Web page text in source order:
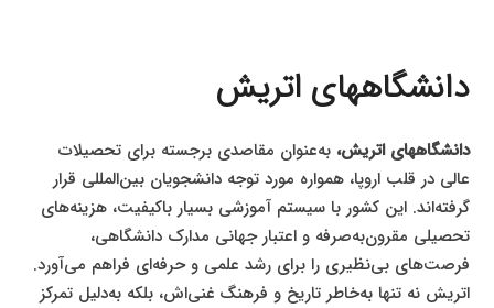
دانشگاههای اتریش
دانشگاههای اتریش، به‌عنوان مقاصدی برجسته برای تحصیلات
عالی در قلب اروپا، همواره مورد توجه دانشجویان بین‌المللی قرار
گرفته‌اند. این کشور با سیستم آموزشی بسیار باکیفیت، هزینه‌های
تحصیلی مقرون‌به‌صرفه و اعتبار جهانی مدارک دانشگاهی،
فرصت‌های بی‌نظیری را برای رشد علمی و حرفه‌ای فراهم می‌آورد.
اتریش نه تنها به‌خاطر تاریخ و فرهنگ غنی‌اش، بلکه به‌دلیل تمرکز